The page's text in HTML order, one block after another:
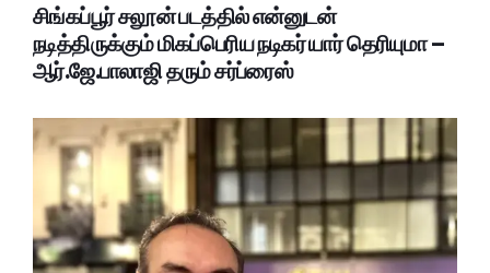
சிங்கப்பூர் சலூன் படத்தில் என்னுடன்
நடித்திருக்கும் மிகப்பெரிய நடிகர் யார் தெரியுமா –
ஆர்.ஜே.பாலாஜி தரும் சர்ப்ரைஸ்